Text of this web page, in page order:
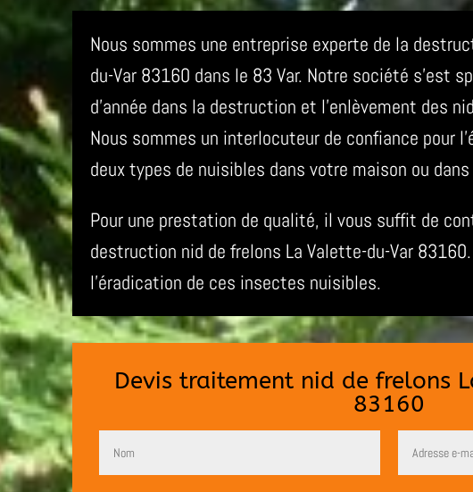
Nous sommes une entreprise experte de la
du-Var 83160 dans le 83 Var. Notre société s’est
d’année dans la destruction et l’enlèvement des
Nous sommes un interlocuteur de confiance pour
deux types de nuisibles dans votre maison ou
Pour une prestation de qualité, il vous suffit de
destruction nid de frelons La Valette-du-Var
l’éradication de ces insectes nuisibles.
Devis traitement nid de frelons
83160